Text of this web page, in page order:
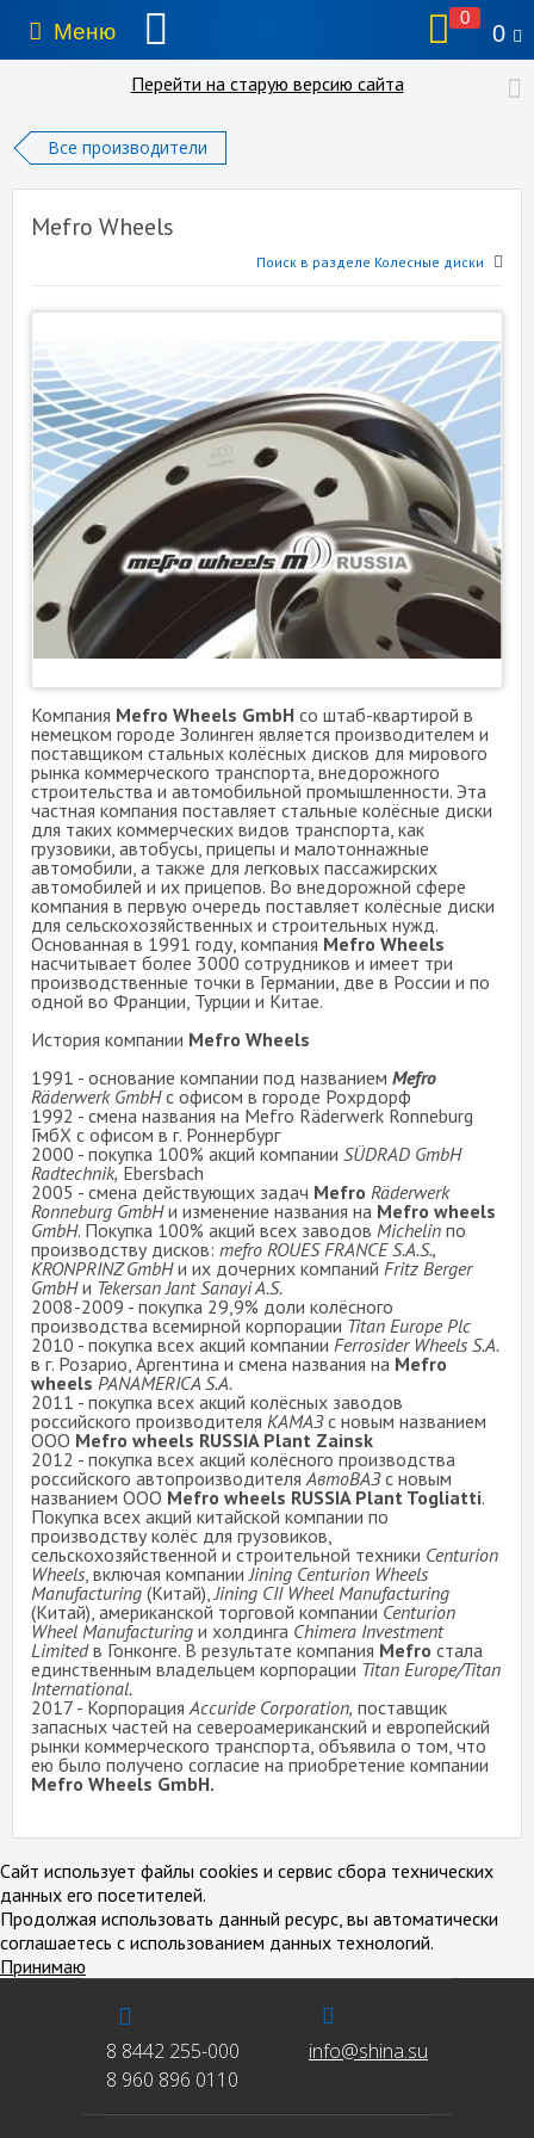
Меню
0
0
Перейти на старую версию сайта
Все производители
Mefro Wheels
Поиск в разделе Колесные диски
Компания Mefro Wheels GmbH со штаб-квартирой в
немецком городе Золинген является производителем и
поставщиком стальных колёсных дисков для мирового
рынка коммерческого транспорта, внедорожного
строительства и автомобильной промышленности. Эта
частная компания поставляет стальные колёсные диски
для таких коммерческих видов транспорта, как
грузовики, автобусы, прицепы и малотоннажные
автомобили, а также для легковых пассажирских
автомобилей и их прицепов. Во внедорожной сфере
компания в первую очередь поставляет колёсные диски
для сельскохозяйственных и строительных нужд.
Основанная в 1991 году, компания Mefro Wheels
насчитывает более 3000 сотрудников и имеет три
производственные точки в Германии, две в России и по
одной во Франции, Турции и Китае.
История компании Mefro Wheels
1991 - основание компании под названием Mefro
Räderwerk GmbHс офисом в городе Рохрдорф
1992 - смена названия на Mefro Räderwerk Ronneburg
ГмбХ с офисом в г. Роннербург
2000 - покупка 100% акций компании SÜDRAD GmbH
Radtechnik, Ebersbach
2005 - смена действующих задач Mefro Räderwerk
Ronneburg GmbHи изменение названия на Mefro wheels
GmbH. Покупка 100% акций всех заводов Michelin по
производству дисков: mefro ROUES FRANCE S.A.S.,
KRONPRINZ GmbHи их дочерних компаний Fritz Berger
GmbHи Tekersan Jant Sanayi A.S.
2008-2009 - покупка 29,9% доли колёсного
производства всемирной корпорации Titan Europe Plc
2010 - покупка всех акций компании Ferrosider Wheels S.A.
в г. Розарио, Аргентина и смена названия на Mefro
wheels PANAMERICA S.A.
2011 - покупка всех акций колёсных заводов
российского производителя КАМАЗс новым названием
OOO Mefro wheels RUSSIA Plant Zainsk
2012 - покупка всех акций колёсного производства
российского автопроизводителяАвтоВАЗс новым
названием OOO Mefro wheels RUSSIA Plant Togliatti.
Покупка всех акций китайской компании по
производству колёс для грузовиков,
сельскохозяйственной и строительной техники Centurion
Wheels, включая компанииJining Centurion Wheels
Manufacturing (Китай),Jining CII Wheel Manufacturing
(Китай), американской торговой компании Centurion
Wheel Manufacturing и холдинга Chimera Investment
Limitedв Гонконге. В результате компания Mefro стала
единственным владельцем корпорации Titan Europe/Titan
International.
2017 - КорпорацияAccuride Corporation, поставщик
запасных частей на североамериканский и европейский
рынки коммерческого транспорта, объявила о том, что
ею было получено согласие на приобретение компании
Mefro Wheels GmbH.
8 8442 255-000
8 960 896 0110
info@shina.su
Сайт использует файлы cookies и сервис сбора технических
данных его посетителей.
Продолжая использовать данный ресурс, вы автоматически
соглашаетесь с использованием данных технологий.
Принимаю